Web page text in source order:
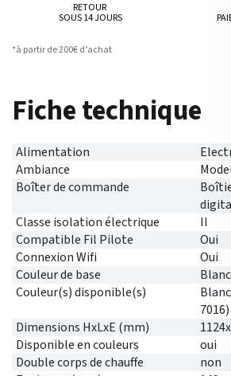
RETOUR
SOUS 14 JOURS
*à partir de 200€ d’achat
Fiche technique
Alimentation
Ambiance
Boîter de commande
Classe isolation électrique
II
Compatible Fil Pilote
Oui
Connexion Wifi
Oui
Couleur de base
Couleur(s) disponible(s)
7016)
Dimensions HxLxE (mm)
Disponible en couleurs
oui
Double corps de chauffe
non